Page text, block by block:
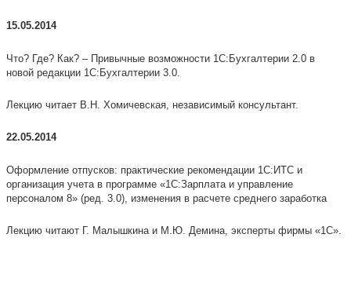
15.05.2014
Что? Где? Как? – Привычные возможности 1С:Бухгалтерии 2.0 в
новой редакции 1С:Бухгалтерии 3.0.
Лекцию читает В.Н. Хомичевская, независимый консультант.
22.05.2014
Оформление отпусков: практические рекомендации 1С:ИТС и
организация учета в программе «1С:Зарплата и управление
персоналом 8» (ред. 3.0), изменения в расчете среднего заработка
Лекцию читают Г. Малышкина и М.Ю. Демина, эксперты фирмы «1С».